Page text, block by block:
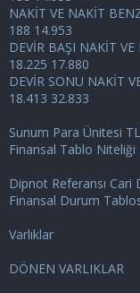
NAKİT VE NAKİT
188 14.953
DEVİR BAŞI NAKİT
18.225 17.880
DEVİR SONU NAKİT
18.413 32.833
Sunum Para Ünitesi TL
Finansal Tablo Niteliği
Dipnot Referansı Cari
Finansal Durum
Varlıklar
DÖNEN VARLIKLAR